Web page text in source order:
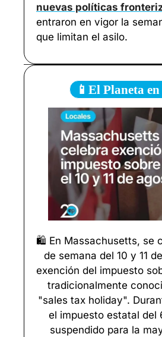
nuevas políticas
entraron en vigor la
que limitan el asilo.
📱El Planeta en
🛍️ En Massachusetts, se
de semana del 10 y 11
exención del impuesto
tradicionalmente
"sales tax holiday".
el impuesto estatal del
suspendido para la